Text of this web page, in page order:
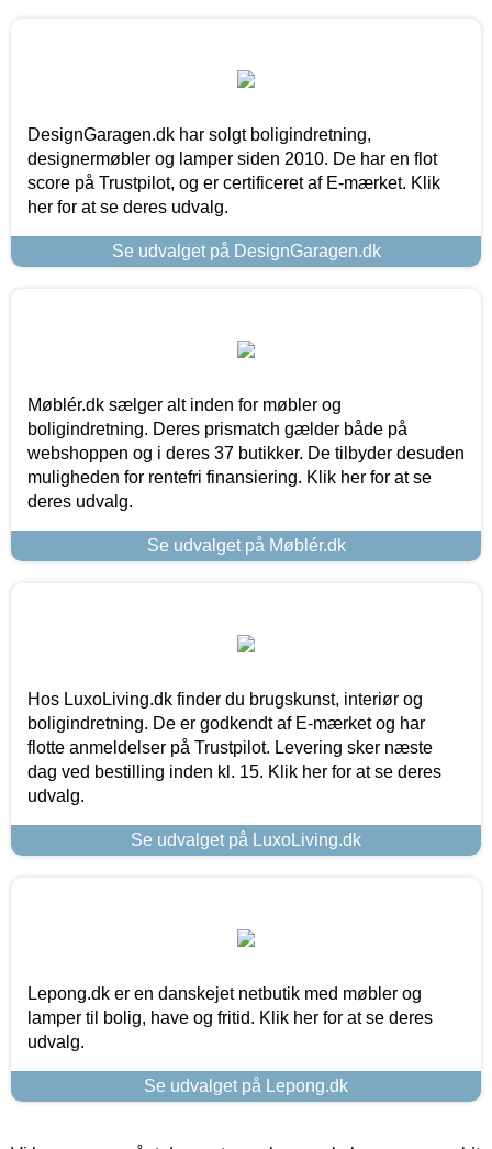
DesignGaragen.dk har solgt boligindretning,
designermøbler og lamper siden 2010. De har en flot
score på Trustpilot, og er certificeret af E-mærket. Klik
her for at se deres udvalg.
Se udvalget på DesignGaragen.dk
Møblér.dk sælger alt inden for møbler og
boligindretning. Deres prismatch gælder både på
webshoppen og i deres 37 butikker. De tilbyder desuden
muligheden for rentefri finansiering. Klik her for at se
deres udvalg.
Se udvalget på Møblér.dk
Hos LuxoLiving.dk finder du brugskunst, interiør og
boligindretning. De er godkendt af E-mærket og har
flotte anmeldelser på Trustpilot. Levering sker næste
dag ved bestilling inden kl. 15. Klik her for at se deres
udvalg.
Se udvalget på LuxoLiving.dk
Lepong.dk er en danskejet netbutik med møbler og
lamper til bolig, have og fritid. Klik her for at se deres
udvalg.
Se udvalget på Lepong.dk